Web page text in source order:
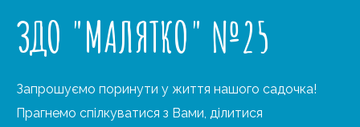
ЗДО "МАЛЯТКО" №25
Запрошуємо поринути у життя нашого садочка!
Прагнемо спілкуватися з Вами, ділитися